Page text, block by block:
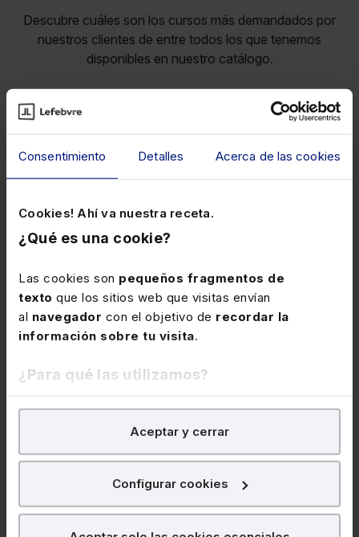
Consentimiento Detalles Acerca de las cookies
Cookies! Ahí va nuestra receta.
¿Qué es una cookie?
Las cookies son pequeños fragmentos de
texto que los sitios web que visitas envían
al navegador con el objetivo de recordar la
información sobre tu visita.
¿Para qué las utilizamos?
En Lefebvre utilizamos las cookies confines
para tratar demejorar tu experiencia
nuestra página web. También con fines publicitarios,
¿Qué puedes hacer?
Aceptar y cerrar
Configurar cookies
Descubre cuáles son los cursos más demandados por
nuestros clientes de entre todos los que tenemos
disponibles en nuestro catálogo.
19 de enero de 2027
reales en despachos y pymes (3 sesiones
256€ + IVA
Hugo Ramallo García